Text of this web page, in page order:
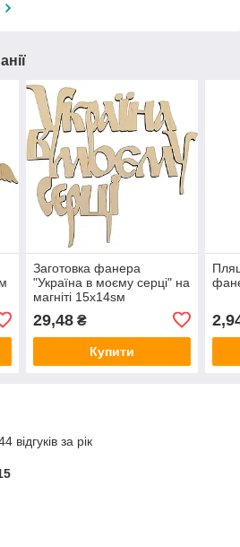
Заготовка фанера
"Україна в моєму серці" на
магніті 15x14sм
29,48₴
Купити
відгуків за рік